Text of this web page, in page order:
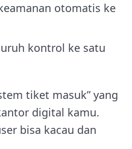
otomatis ke
kontrol ke satu
tiket masuk” yang
digital kamu.
bisa kacau dan